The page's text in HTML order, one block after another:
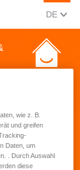
DE
wie z. B.
und greifen
Daten, um
. Durch Auswahl
diese